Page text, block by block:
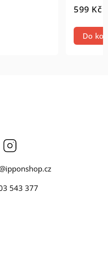
599 Kč
Do
ipponshop.cz
543 377